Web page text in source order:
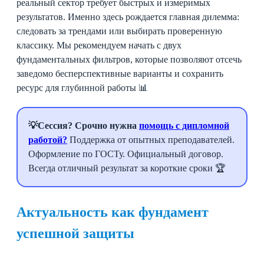
реальный сектор требует быстрых и измеримых
результатов. Именно здесь рождается главная дилемма:
следовать за трендами или выбирать проверенную
классику. Мы рекомендуем начать с двух
фундаментальных фильтров, которые позволяют отсечь
заведомо бесперспективные варианты и сохранить
ресурс для глубинной работы 📊
💡Сессия? Срочно нужна помощь с дипломной
работой? Поддержка от опытных преподавателей.
Оформление по ГОСТу. Официальный договор.
Всегда отличный результат за короткие сроки 🏆
Актуальность как фундамент
успешной защиты